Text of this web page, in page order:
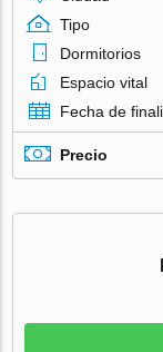
Tipo
Dormitorios
Espacio vital
Fecha de
Precio